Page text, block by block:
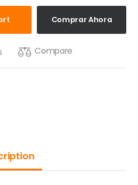
Comprar Ahora
Compare